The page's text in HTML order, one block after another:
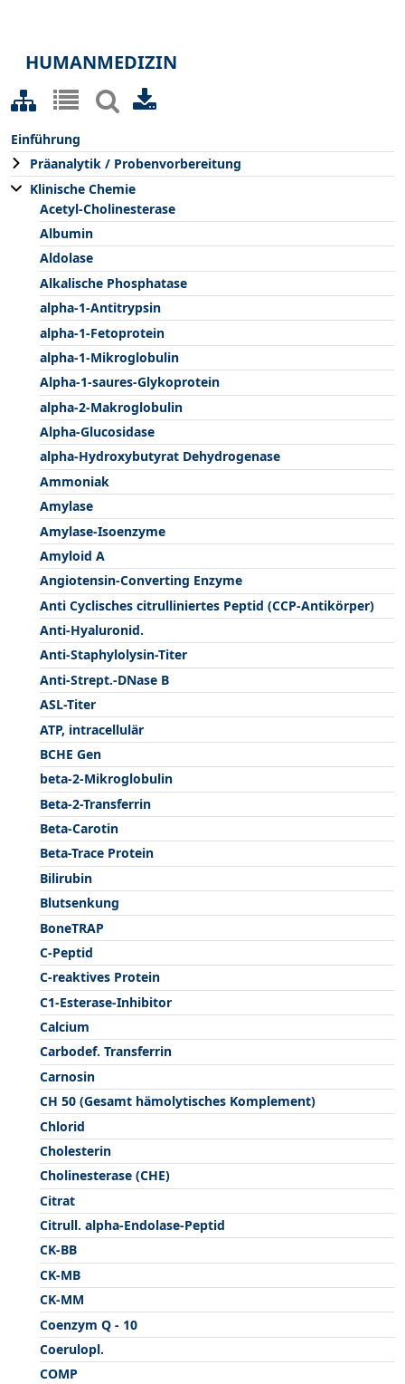
HUMANMEDIZIN
Einführung
Präanalytik / Probenvorbereitung
Klinische Chemie
Acetyl-Cholinesterase
Albumin
Aldolase
Alkalische Phosphatase
alpha-1-Antitrypsin
alpha-1-Fetoprotein
alpha-1-Mikroglobulin
Alpha-1-saures-Glykoprotein
alpha-2-Makroglobulin
Alpha-Glucosidase
alpha-Hydroxybutyrat Dehydrogenase
Ammoniak
Amylase
Amylase-Isoenzyme
Amyloid A
Angiotensin-Converting Enzyme
Anti Cyclisches citrulliniertes Peptid (CCP-Antikörper)
Anti-Hyaluronid.
Anti-Staphylolysin-Titer
Anti-Strept.-DNase B
ASL-Titer
ATP, intracellulär
BCHE Gen
beta-2-Mikroglobulin
Beta-2-Transferrin
Beta-Carotin
Beta-Trace Protein
Bilirubin
Blutsenkung
BoneTRAP
C-Peptid
C-reaktives Protein
C1-Esterase-Inhibitor
Calcium
Carbodef. Transferrin
Carnosin
CH 50 (Gesamt hämolytisches Komplement)
Chlorid
Cholesterin
Cholinesterase (CHE)
Citrat
Citrull. alpha-Endolase-Peptid
CK-BB
CK-MB
CK-MM
Coenzym Q - 10
Coerulopl.
COMP